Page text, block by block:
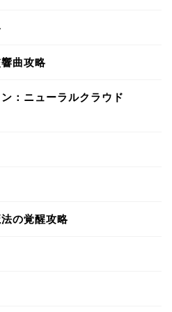
曲攻略
：ニューラルクラウド
の覚醒攻略